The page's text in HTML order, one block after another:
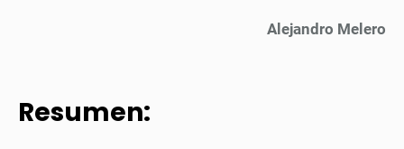
Alejandro Melero
Resumen: